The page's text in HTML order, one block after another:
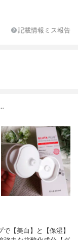
記載情報ミス報告
【美白】と【保湿】